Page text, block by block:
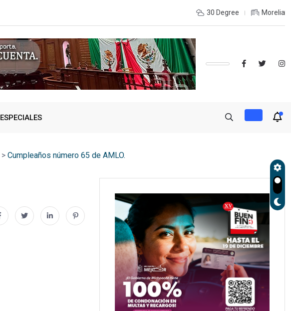
SSP fortalece coordinación con autoridades de EE.UU. para reforzar seguridad
30 Degree Morelia
ESPECIALES
> Cumpleaños número 65 de AMLO.